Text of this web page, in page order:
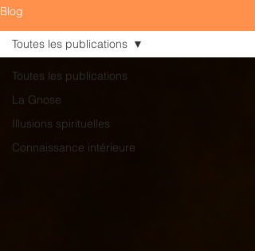
Blog
Toutes les publications
La Gnose
Illusions spirituelles
Connaissance intérieure
Toutes les publications